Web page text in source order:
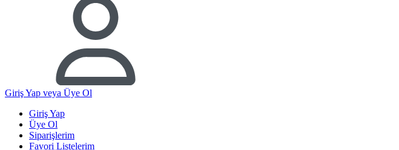
Giriş Yap veya Üye Ol
Giriş Yap
Üye Ol
Siparişlerim
Favori Listelerim